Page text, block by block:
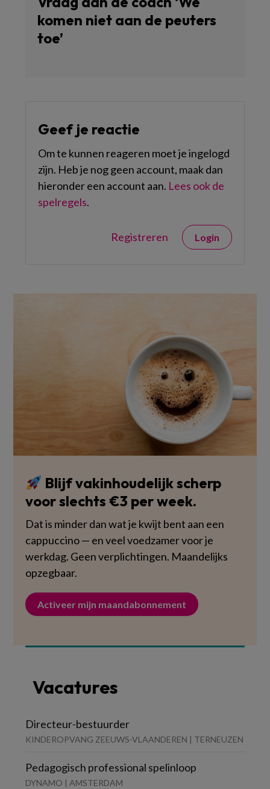
komen niet aan de peuters
toe’
Geef je reactie
Om te kunnen reageren moet je ingelogd
zijn. Heb je nog geen account, maak dan
hieronder een account aan. Lees ook de
spelregels.
Registreren Login
Blijf vakinhoudelijk scherp
voor slechts €3 per week.
Dat is minder dan wat je kwijt bent aan een
cappuccino — en veel voedzamer voor je
werkdag. Geen verplichtingen. Maandelijks
opzegbaar.
Activeer mijn maandabonnement
Vacatures
Directeur-bestuurder
KINDEROPVANG ZEEUWS-VLAANDEREN | TERNEUZEN
Pedagogisch professional spelinloop
DYNAMO | AMSTERDAM